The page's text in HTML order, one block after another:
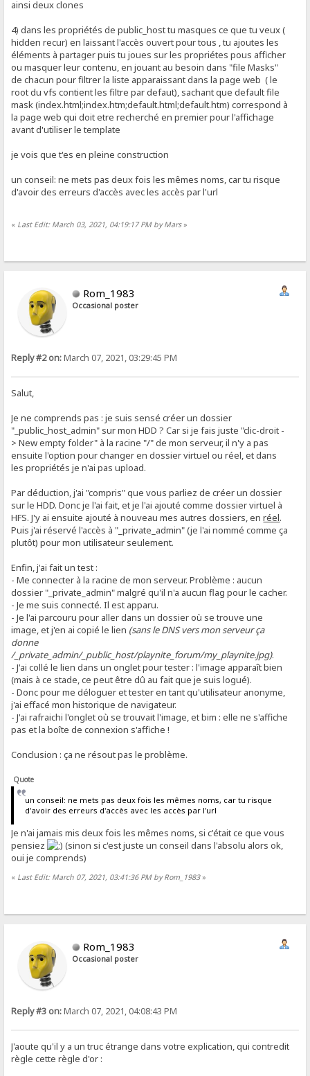
ainsi deux clones
4) dans les propriétés de public_host tu masques ce que tu veux (
hidden recur) en laissant l'accès ouvert pour tous , tu ajoutes les
éléments à partager puis tu joues sur les propriétes pous afficher
ou masquer leur contenu, en jouant au besoin dans "file Masks"
de chacun pour filtrer la liste apparaissant dans la page web ( le
root du vfs contient les filtre par defaut), sachant que default file
mask (index.html;index.htm;default.html;default.htm) correspond à
la page web qui doit etre recherché en premier pour l'affichage
avant d'utiliser le template
je vois que t'es en pleine construction
un conseil: ne mets pas deux fois les mêmes noms, car tu risque
d'avoir des erreurs d'accès avec les accès par l'url
« Last Edit: March 03, 2021, 04:19:17 PM by Mars»
Rom_1983
Occasional poster
Reply #2 on:March 07, 2021, 03:29:45 PM
Salut,
Je ne comprends pas : je suis sensé créer un dossier
"_public_host_admin" sur mon HDD ? Car si je fais juste "clic-droit -
> New empty folder" à la racine "/" de mon serveur, il n'y a pas
ensuite l'option pour changer en dossier virtuel ou réel, et dans
les propriétés je n'ai pas upload.
Par déduction, j'ai "compris" que vous parliez de créer un dossier
sur le HDD. Donc je l'ai fait, et je l'ai ajouté comme dossier virtuel à
HFS. J'y ai ensuite ajouté à nouveau mes autres dossiers, enréel.
Puis j'ai réservé l'accès à "_private_admin" (je l'ai nommé comme ça
plutôt) pour mon utilisateur seulement.
Enfin, j'ai fait un test :
- Me connecter à la racine de mon serveur. Problème : aucun
dossier "_private_admin" malgré qu'il n'a aucun flag pour le cacher.
- Je me suis connecté. Il est apparu.
- Je l'ai parcouru pour aller dans un dossier où se trouve une
image, et j'en ai copié le lien (sans le DNS vers mon serveur ça
donne
/_private_admin/_public_host/playnite_forum/my_playnite.jpg).
- J'ai collé le lien dans un onglet pour tester : l'image apparaît bien
(mais à ce stade, ce peut être dû au fait que je suis logué).
- Donc pour me déloguer et tester en tant qu'utilisateur anonyme,
j'ai effacé mon historique de navigateur.
- J'ai rafraichi l'onglet où se trouvait l'image, et bim : elle ne s'affiche
pas et la boîte de connexion s'affiche !
Conclusion : ça ne résout pas le problème.
Quote
un conseil: ne mets pas deux fois les mêmes noms, car tu risque
d'avoir des erreurs d'accès avec les accès par l'url
Je n'ai jamais mis deux fois les mêmes noms, si c'était ce que vous
pensiez
(sinon si c'est juste un conseil dans l'absolu alors ok,
oui je comprends)
« Last Edit: March 07, 2021, 03:41:36 PM by Rom_1983»
Rom_1983
Occasional poster
Reply #3 on:March 07, 2021, 04:08:43 PM
J'aoute qu'il y a un truc étrange dans votre explication, qui contredit
règle cette règle d'or :